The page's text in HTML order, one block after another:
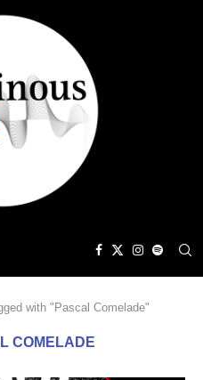
with "Pascal Comelade"
COMELADE